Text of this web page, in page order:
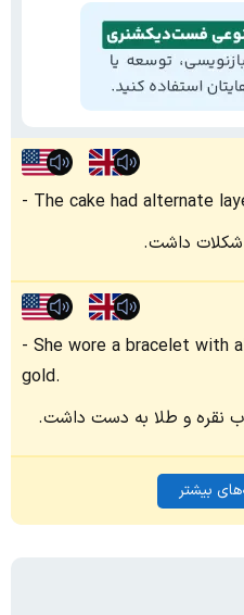
The cake had alternate
شکلات داشت.
She wore a bracelet with
gold.
نقره و طلا به دست داشت.
بیشتر